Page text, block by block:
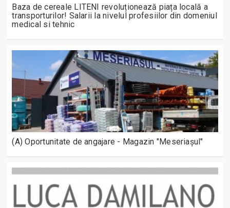
Baza de cereale LITENI revoluționează piața locală a
transporturilor! Salarii la nivelul profesiilor din domeniul
medical si tehnic
(A) Oportunitate de angajare - Magazin "Meseriașul"